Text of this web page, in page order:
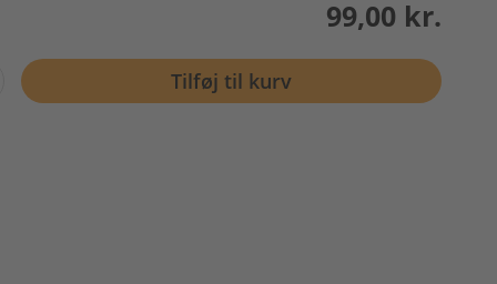
99,00 kr.
Tilføj til kurv